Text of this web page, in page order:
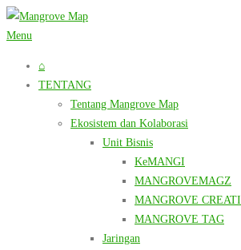
Lompat
ke
Menu
⌂
TENTANG
Tentang Mangrove Map
Ekosistem dan Kolaborasi
Unit Bisnis
KeMANGI
MANGROVEMAGZ
MANGROVE
MANGROVE TAG
Jaringan